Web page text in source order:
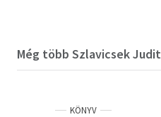
Még több Szlavicsek Judit
KÖNYV